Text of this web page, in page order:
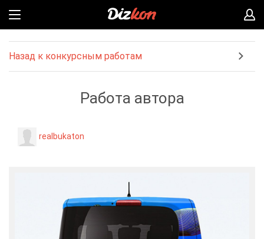
Назад к конкурсным работам
Работа автора
realbukaton